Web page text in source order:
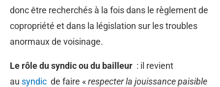
donc être recherchés à la fois dans le règlement de
copropriété et dans la législation sur les troubles
anormaux de voisinage.
Le rôle du syndic ou du bailleur : il revient
au syndic de faire «respecter la jouissance paisible